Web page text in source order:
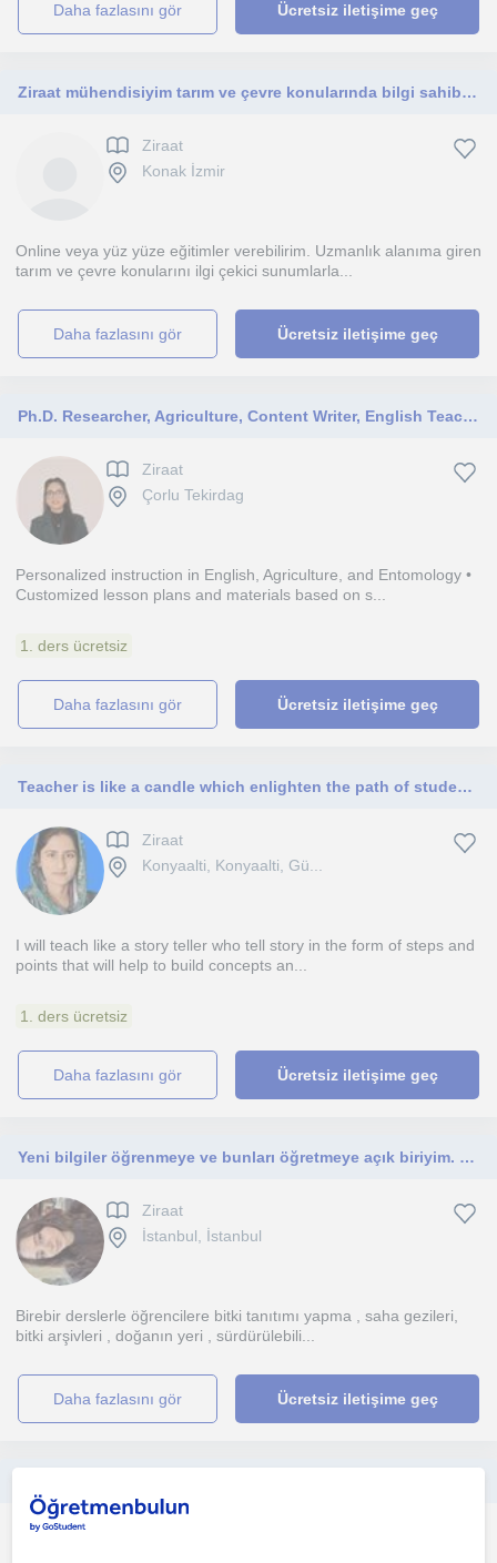
daha fazlasını gör Ücretsiz iletişime geç
Ziraat mühendisiyim tarım ve çevre konularında bilgi sahibiyim. Her yaştan kişiye eğitim verebilirim.
Ziraat
Konak İzmir
Online veya yüz yüze eğitimler verebilirim. Uzmanlık alanıma giren
tarım ve çevre konularını ilgi çekici sunumlarla...
daha fazlasını gör Ücretsiz iletişime geç
Ph.D. Researcher, Agriculture, Content Writer, English Teacher & Translator, and Entomologist
Ziraat
Çorlu Tekirdag
Personalized instruction in English, Agriculture, and Entomology •
Customized lesson plans and materials based on s...
1. ders ücretsiz
daha fazlasını gör Ücretsiz iletişime geç
Teacher is like a candle which enlighten the path of students and my lessons will help those who wanna learn conceptually, not by cramming
Ziraat
Konyaalti, Konyaalti, Gü...
I will teach like a story teller who tell story in the form of steps and
points that will help to build concepts an...
1. ders ücretsiz
daha fazlasını gör Ücretsiz iletişime geç
Yeni bilgiler öğrenmeye ve bunları öğretmeye açık biriyim. Bitkileri seviyorum ve peyzaj ile ilgili bilgi vermek istiyorum.
Ziraat
İstanbul, İstanbul
Birebir derslerle öğrencilere bitki tanıtımı yapma , saha gezileri,
bitki arşivleri , doğanın yeri , sürdürülebili...
daha fazlasını gör Ücretsiz iletişime geç